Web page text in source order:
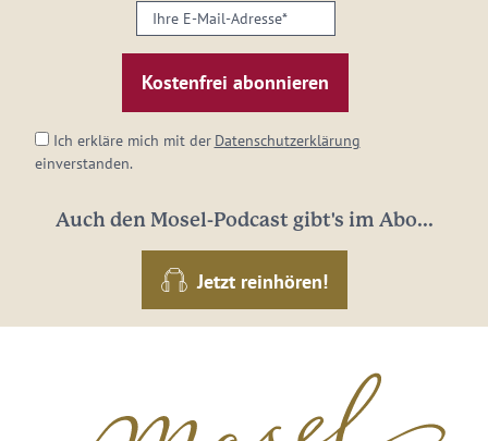
Ihre
E-
Mail-
Adresse:
Ich erkläre mich mit der Datenschutzerklärung
einverstanden.
Auch den Mosel-Podcast gibt's im Abo...
Jetzt reinhören!